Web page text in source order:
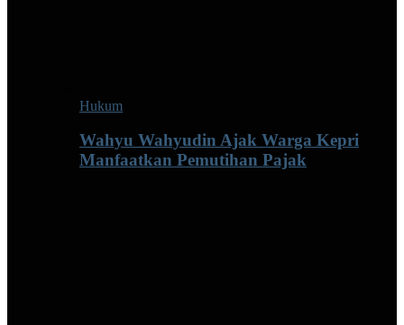
Hukum
Wahyu Wahyudin Ajak Warga Kepri
Manfaatkan Pemutihan Pajak